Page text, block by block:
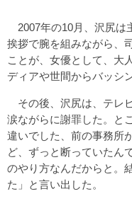
2007年の10月、沢尻は
挨拶で腕を組みながら
ことが、女優として、大
ディアや世間からバッシ
その後、沢尻は、テレ
涙ながらに謝罪した。と
違いでした、前の事務所
ど、ずっと断っていたん
のやり方なんだからと。
た」と言い出した。